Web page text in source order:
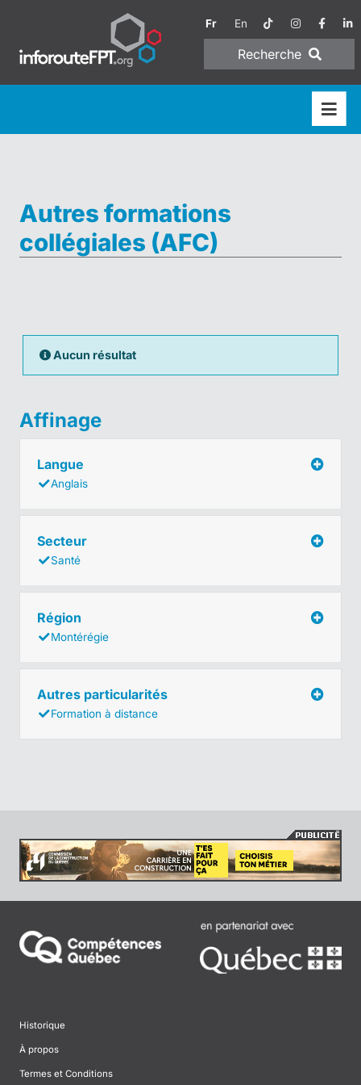
Fr En
Recherche
Autres formations
collégiales (AFC)
Aucun résultat
Affinage
Langue
Anglais
Secteur
Santé
Région
Montérégie
Autres particularités
Formation à distance
Historique
À propos
Termes et Conditions